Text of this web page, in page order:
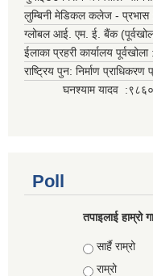
लुम्बिनी मेडिकल कलेज -
ग्लोबल आई. एम. ई. बैंक
ईलाका प्रहरी कार्यालय
राष्ट्रिय पुन: निर्माण प्राधिकरण
घनश्याम यादव
Poll
तपाइलाई हाम्रो
Choices
सार्है राम्रो
राम्रो